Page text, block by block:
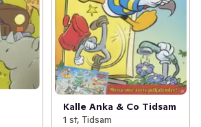
Kalle Anka & Co Tidsam
1 st, Tidsam